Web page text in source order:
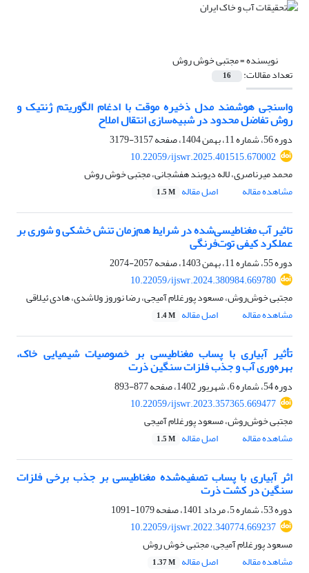
نویسنده =مجتبی خوش روش
تعداد مقالات: 16
واسنجی هوشمند مدل ذخیره موقت با ادغام الگوریتم ژنتیک و
روش تفاضل محدود در شبیه‌سازی انتقال املاح
دوره 56، شماره 11، بهمن 1404، صفحه
3157-3179
10.22059/ijswr.2025.401515.670002
محمد میرناصری، لاله دیوبند هفشجانی، مجتبی خوش روش
مشاهده مقاله
اصل مقاله 1.5 M
تاثیر آب مغناطیسی‌شده در شرایط هم‌زمان تنش خشکی و شوری بر
عملکرد کیفی توت‌فرنگی
دوره 55، شماره 11، بهمن 1403، صفحه
2057-2074
10.22059/ijswr.2024.380984.669780
مجتبی خوش‌روش، مسعود پورغلام آمیجی، رضا نوروز ولاشدی، هادی ئیلاقی
مشاهده مقاله
اصل مقاله 1.4 M
تأثیر آبیاری با پساب مغناطیسی بر خصوصیات شیمیایی خاک،
بهره‌وری آب و جذب فلزات سنگین ذرت
دوره 54، شماره 6، شهریور 1402، صفحه
877-893
10.22059/ijswr.2023.357365.669477
مجتبی خوش‌روش، مسعود پورغلام آمیجی
مشاهده مقاله
اصل مقاله 1.5 M
اثر آبیاری با پساب تصفیه‌شده مغناطیسی بر جذب برخی فلزات
سنگین در کشت ذرت
دوره 53، شماره 5، مرداد 1401، صفحه
1079-1091
10.22059/ijswr.2022.340774.669237
مسعود پورغلام آمیجی، مجتبی خوش روش
مشاهده مقاله
اصل مقاله 1.37 M